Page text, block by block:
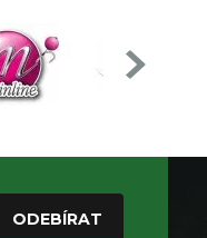
ODEBÍRAT